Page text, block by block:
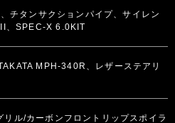
チタンサクションパイプ、サイレン
、SPEC-X 6.0KIT
MPH-340R、レザーステアリ
リル/カーボンフロントリップスポイラ